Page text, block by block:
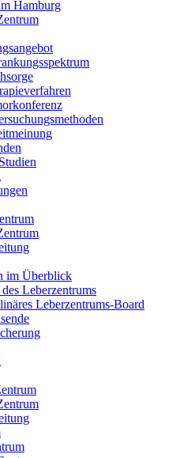
Hamburg
im Überblick
Leberzentrums
Leberzentrums-Board